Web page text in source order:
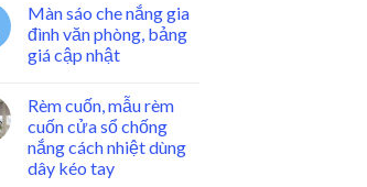
Màn sáo che nắng gia
đình văn phòng, bảng
giá cập nhật
Rèm cuốn, mẫu rèm
cuốn cửa sổ chống
nắng cách nhiệt dùng
dây kéo tay